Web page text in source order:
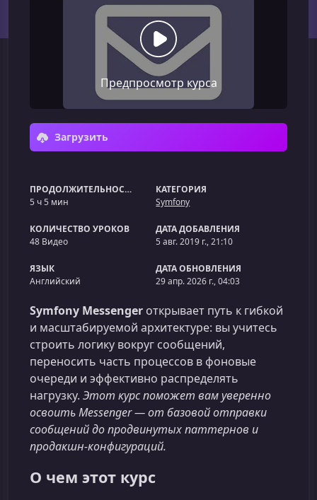
Предпросмотр курса
Загрузить
ПРОДОЛЖИТЕЛЬНОСТЬ
5 ч 5 мин
КАТЕГОРИЯ
Symfony
КОЛИЧЕСТВО УРОКОВ
48 Видео
ДАТА ДОБАВЛЕНИЯ
5 авг. 2019 г., 21:10
ЯЗЫК
Английский
ДАТА ОБНОВЛЕНИЯ
29 апр. 2026 г., 04:03
Symfony Messenger открывает путь к гибкой
и масштабируемой архитектуре: вы учитесь
строить логику вокруг сообщений,
переносить часть процессов в фоновые
очереди и эффективно распределять
нагрузку. Этот курс поможет вам уверенно
освоить Messenger — от базовой отправки
сообщений до продвинутых паттернов и
продакшн-конфигураций.
О чем этот курс